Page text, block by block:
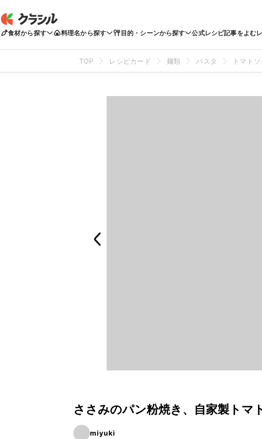
食材から探す 料理名から探す 目的・シーンから探す 公式レシピ記事をよむ
TOP レシピカード 麺類 パスタ トマトソ
ささみのパン粉焼き、自家製トマ
miyuki